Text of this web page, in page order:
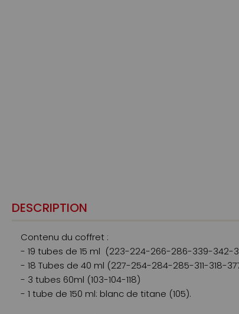
DESCRIPTION
Contenu du coffret :
- 19 tubes de 15 ml (223-224-266-286-339-342-
- 18 Tubes de 40 ml (227-254-284-285-311-318-
- 3 tubes 60ml (103-104-118)
- 1 tube de 150 ml: blanc de titane (105).